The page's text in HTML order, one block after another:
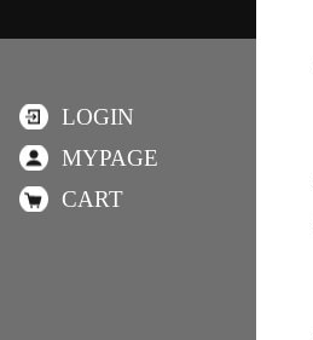
LOGIN
MYPAGE
CART